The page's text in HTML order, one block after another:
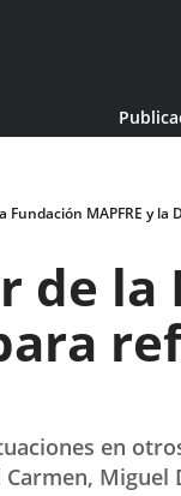
MAPFRE y
de la
en